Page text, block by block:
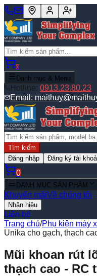
0
Danh mục & Menu
Hotline: 0913.23.80.23
Email:
Tìm kiếm
Đăng nhập
Đăng ký tài
0
DANH MỤC SẢN PHẨM
Khuyến mãiVề chúng tôi
Nhãn hiệu
Liên hệ
Trang chủ/Phụ kiện máy
Unika cho gạch, thạch
Mũi khoan rút
thạch cao - RC